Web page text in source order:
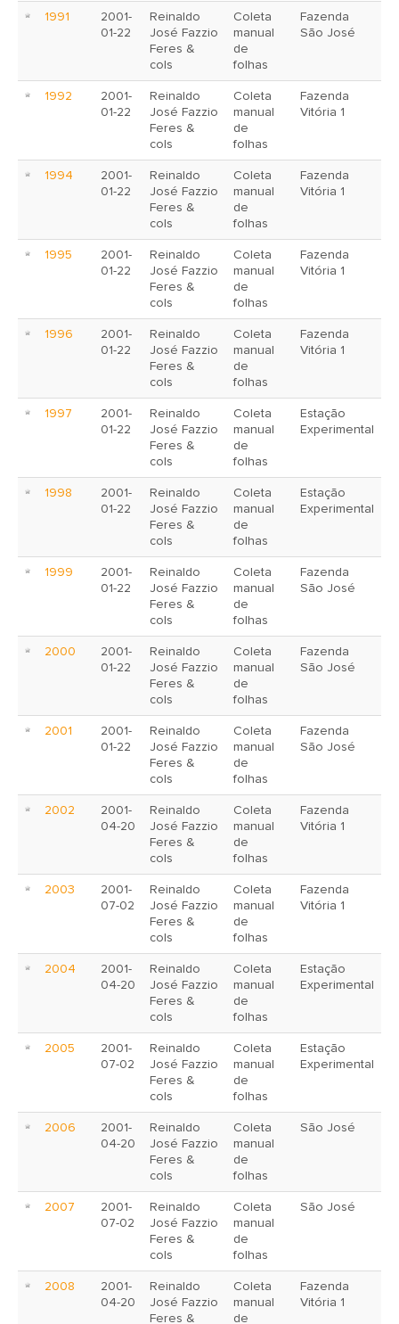
1991
2001-
01-22
Reinaldo
José Fazzio
Feres &
cols
Coleta
manual
de
folhas
Fazenda
São José
1992
2001-
01-22
Reinaldo
José Fazzio
Feres &
cols
Coleta
manual
de
folhas
Fazenda
Vitória 1
1994
2001-
01-22
Reinaldo
José Fazzio
Feres &
cols
Coleta
manual
de
folhas
Fazenda
Vitória 1
1995
2001-
01-22
Reinaldo
José Fazzio
Feres &
cols
Coleta
manual
de
folhas
Fazenda
Vitória 1
1996
2001-
01-22
Reinaldo
José Fazzio
Feres &
cols
Coleta
manual
de
folhas
Fazenda
Vitória 1
1997
2001-
01-22
Reinaldo
José Fazzio
Feres &
cols
Coleta
manual
de
folhas
Estação
Experimental
1998
2001-
01-22
Reinaldo
José Fazzio
Feres &
cols
Coleta
manual
de
folhas
Estação
Experimental
1999
2001-
01-22
Reinaldo
José Fazzio
Feres &
cols
Coleta
manual
de
folhas
Fazenda
São José
2000
2001-
01-22
Reinaldo
José Fazzio
Feres &
cols
Coleta
manual
de
folhas
Fazenda
São José
2001
2001-
01-22
Reinaldo
José Fazzio
Feres &
cols
Coleta
manual
de
folhas
Fazenda
São José
2002
2001-
04-20
Reinaldo
José Fazzio
Feres &
cols
Coleta
manual
de
folhas
Fazenda
Vitória 1
2003
2001-
07-02
Reinaldo
José Fazzio
Feres &
cols
Coleta
manual
de
folhas
Fazenda
Vitória 1
2004
2001-
04-20
Reinaldo
José Fazzio
Feres &
cols
Coleta
manual
de
folhas
Estação
Experimental
2005
2001-
07-02
Reinaldo
José Fazzio
Feres &
cols
Coleta
manual
de
folhas
Estação
Experimental
2006
2001-
04-20
Reinaldo
José Fazzio
Feres &
cols
Coleta
manual
de
folhas
São José
2007
2001-
07-02
Reinaldo
José Fazzio
Feres &
cols
Coleta
manual
de
folhas
São José
2008
2001-
04-20
Reinaldo
José Fazzio
Feres &
Coleta
manual
de
Fazenda
Vitória 1